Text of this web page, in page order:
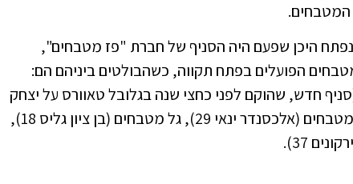
המטבחים.
היכן שפעם היה הסניף של חברת "פז מטבחים",
הפועלים בפתח תקווה, כשהבולטים ביניהם הם:
איקאה מטבחים (סניף חדש, שהוקם לפני כחצי שנה בגלובל טאוורס על יצחק
רבין), מטבחי ארבל (ז'בוטינסקי 89), הראל מטבחים (אלכסנדר ינאי 29), גל מטבחים (בן ציון גליס 18),